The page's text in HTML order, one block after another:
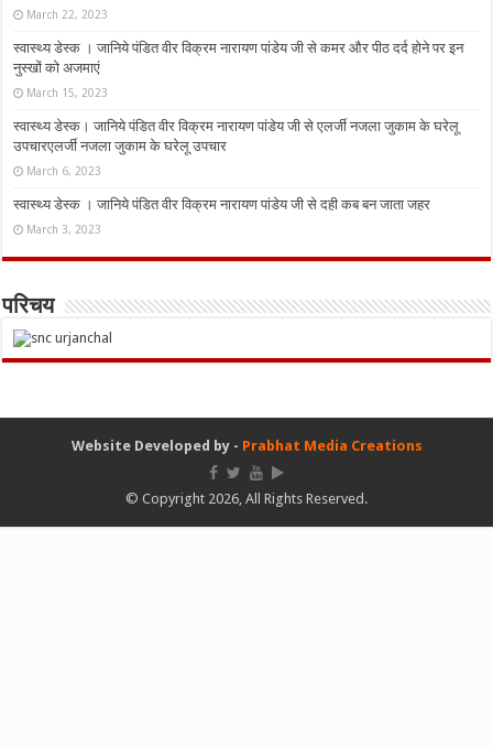
March 22, 2023
स्वास्थ्य डेस्क । जानिये पंडित वीर विक्रम नारायण पांडेय जी से कमर और पीठ दर्द होने पर इन
नुस्‍खों को अजमाएं
March 15, 2023
स्वास्थ्य डेस्क। जानिये पंडित वीर विक्रम नारायण पांडेय जी से एलर्जी नजला जुकाम के घरेलू
उपचारएलर्जी नजला जुकाम के घरेलू उपचार
March 6, 2023
स्वास्थ्य डेस्क । जानिये पंडित वीर विक्रम नारायण पांडेय जी से दही कब बन जाता जहर
March 3, 2023
परिचय
Website Developed by - Prabhat Media Creations
© Copyright 2026, All Rights Reserved.